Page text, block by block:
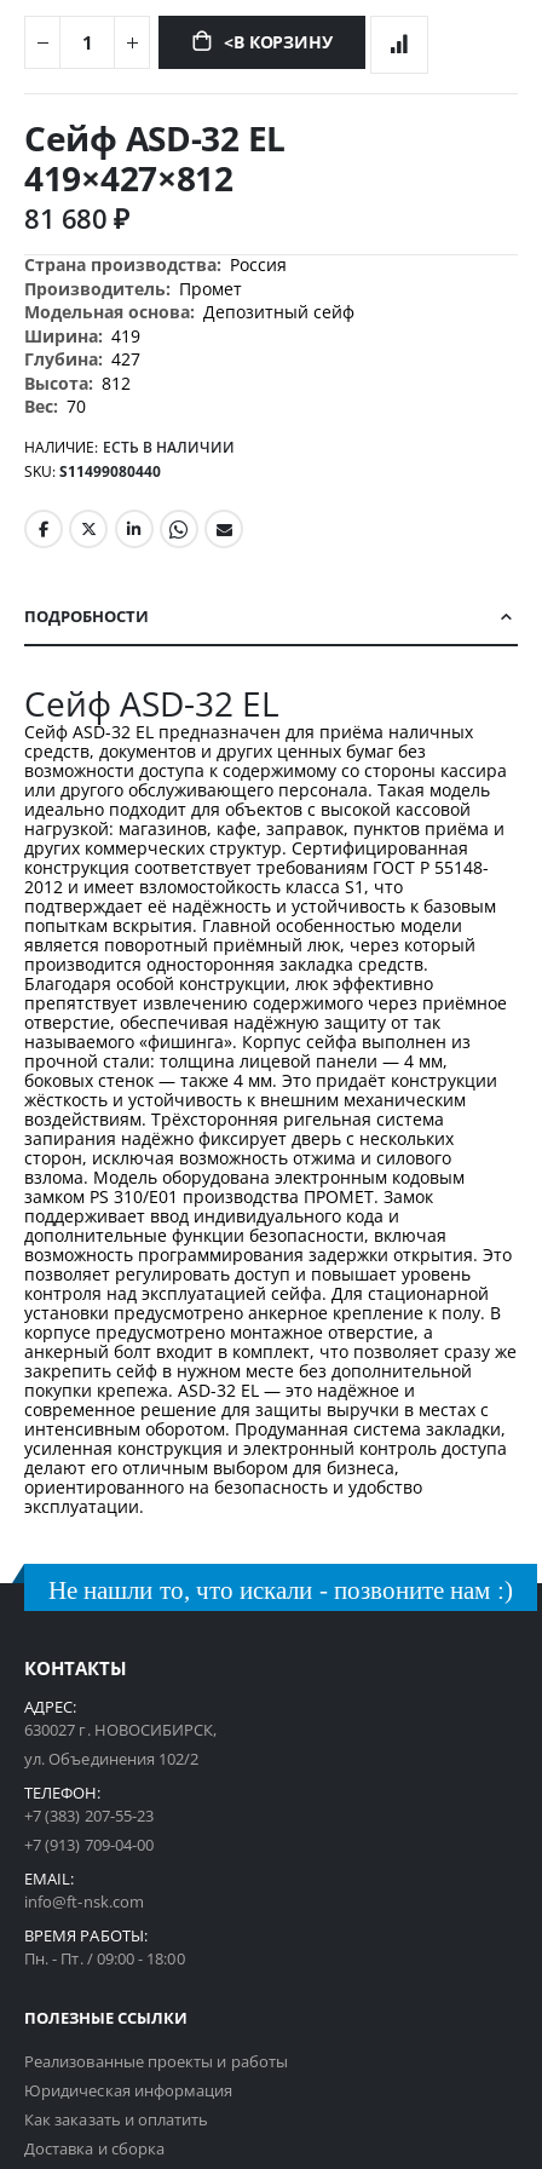
<В КОРЗИНУ
началу
изображений
Сейф ASD-32 EL
419×427×812
81 680 ₽
Дополнительная
информация
Россия
Промет
Депозитный сейф
419
427
812
70
НАЛИЧИЕ: ЕСТЬ В НАЛИЧИИ
SKU S11499080440
ПОДРОБНОСТИ
Сейф ASD-32 EL
Сейф ASD-32 EL предназначен для приёма наличных
средств, документов и других ценных бумаг без
возможности доступа к содержимому со стороны кассира
или другого обслуживающего персонала. Такая модель
идеально подходит для объектов с высокой кассовой
нагрузкой: магазинов, кафе, заправок, пунктов приёма и
других коммерческих структур. Сертифицированная
конструкция соответствует требованиям ГОСТ Р 55148-
2012 и имеет взломостойкость класса S1, что
подтверждает её надёжность и устойчивость к базовым
попыткам вскрытия. Главной особенностью модели
является поворотный приёмный люк, через который
производится односторонняя закладка средств.
Благодаря особой конструкции, люк эффективно
препятствует извлечению содержимого через приёмное
отверстие, обеспечивая надёжную защиту от так
называемого «фишинга». Корпус сейфа выполнен из
прочной стали: толщина лицевой панели — 4 мм,
боковых стенок — также 4 мм. Это придаёт конструкции
жёсткость и устойчивость к внешним механическим
воздействиям. Трёхсторонняя ригельная система
запирания надёжно фиксирует дверь с нескольких
сторон, исключая возможность отжима и силового
взлома. Модель оборудована электронным кодовым
замком PS 310/Е01 производства ПРОМЕТ. Замок
поддерживает ввод индивидуального кода и
дополнительные функции безопасности, включая
возможность программирования задержки открытия. Это
позволяет регулировать доступ и повышает уровень
контроля над эксплуатацией сейфа. Для стационарной
установки предусмотрено анкерное крепление к полу. В
корпусе предусмотрено монтажное отверстие, а
анкерный болт входит в комплект, что позволяет сразу же
закрепить сейф в нужном месте без дополнительной
покупки крепежа. ASD-32 EL — это надёжное и
современное решение для защиты выручки в местах с
интенсивным оборотом. Продуманная система закладки,
усиленная конструкция и электронный контроль доступа
делают его отличным выбором для бизнеса,
ориентированного на безопасность и удобство
эксплуатации.
Не нашли то, что искали - позвоните нам :)
КОНТАКТЫ
АДРЕС:
630027 г. НОВОСИБИРСК,
ул. Объединения 102/2
ТЕЛЕФОН:
+7 (383) 207-55-23
+7 (913) 709-04-00
EMAIL:
info@ft-nsk.com
ВРЕМЯ РАБОТЫ:
Пн. - Пт. / 09:00 - 18:00
ПОЛЕЗНЫЕ ССЫЛКИ
Реализованные проекты и работы
Юридическая информация
Как заказать и оплатить
Доставка и сборка